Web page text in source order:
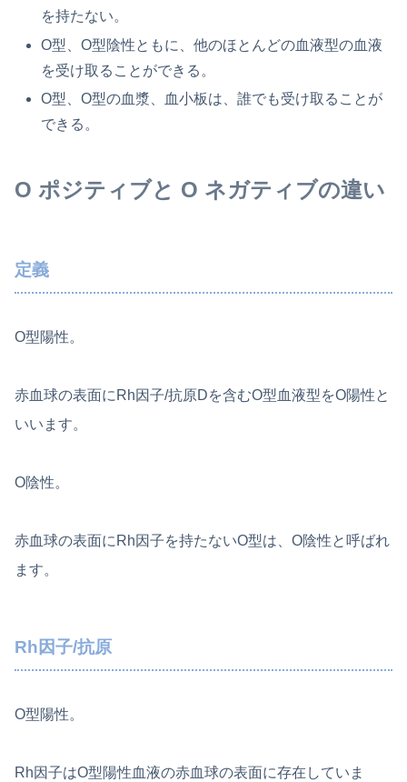
を持たない。
O型、O型陰性ともに、他のほとんどの血液型の血液
を受け取ることができる。
O型、O型の血漿、血小板は、誰でも受け取ることが
できる。
O ポジティブと O ネガティブの違い
定義
O型陽性。
赤血球の表面にRh因子/抗原Dを含むO型血液型をO陽性と
いいます。
O陰性。
赤血球の表面にRh因子を持たないO型は、O陰性と呼ばれ
ます。
Rh因子/抗原
O型陽性。
Rh因子はO型陽性血液の赤血球の表面に存在していま